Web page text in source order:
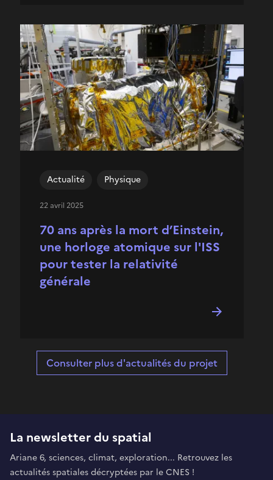
70 ans après la mort d’Einstein,
une horloge atomique sur l'ISS
pour tester la relativité
générale
Actualité Physique
22 avril 2025
Consulter plus d'actualités du projet
La newsletter du spatial
Ariane 6, sciences, climat, exploration... Retrouvez les
actualités spatiales décryptées par le CNES !